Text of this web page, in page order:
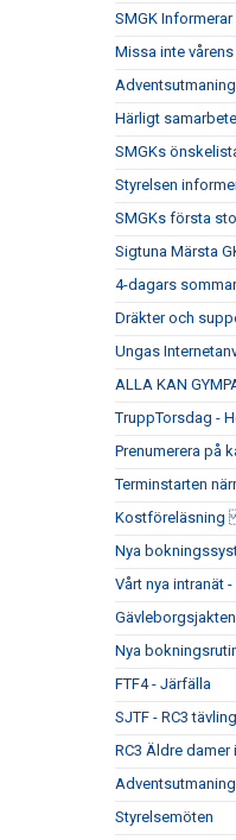
SMGK
Missa inte
Härligt
SMGKs
Styrelsen
SMGKs första
Sigtuna Märsta
4-dagars
Dräkter och
Ungas
ALLA KAN
TruppTorsdag -
Prenumerera på
Terminstarten
Kostföreläsning
Nya
Vårt nya intranät
Gävleborgsjakten
Nya
FTF4 - Järfälla
SJTF - RC3
RC3 Äldre damer
Styrelsemöten